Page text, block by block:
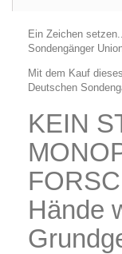
Ein Zeichen
Sondengänger
Mit dem Kauf
Deutschen
KEIN
Hände